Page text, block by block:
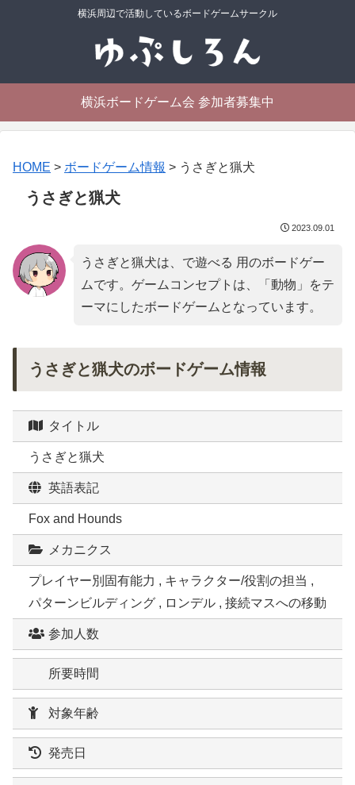
横浜周辺で活動しているボードゲームサークル
横浜ボードゲーム会 参加者募集中
HOME > ボードゲーム情報 > うさぎと猟犬
うさぎと猟犬
2023.09.01
うさぎと猟犬は、で遊べる 用のボードゲー
ムです。ゲームコンセプトは、「 動物 」をテ
ーマにしたボードゲームとなっています。
うさぎと猟犬のボードゲーム情報
タイトル
うさぎと猟犬
英語表記
Fox and Hounds
メカニクス
プレイヤー別固有能力 , キャラクター/役割の担当 ,
パターンビルディング , ロンデル , 接続マスへの移動
参加人数
所要時間
対象年齢
発売日